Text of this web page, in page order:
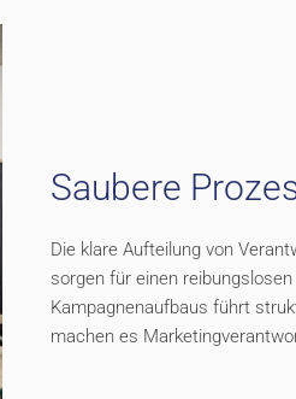
Saubere
Die klare Aufteilung von
sorgen für einen
Kampagnenaufbaus führt
machen es